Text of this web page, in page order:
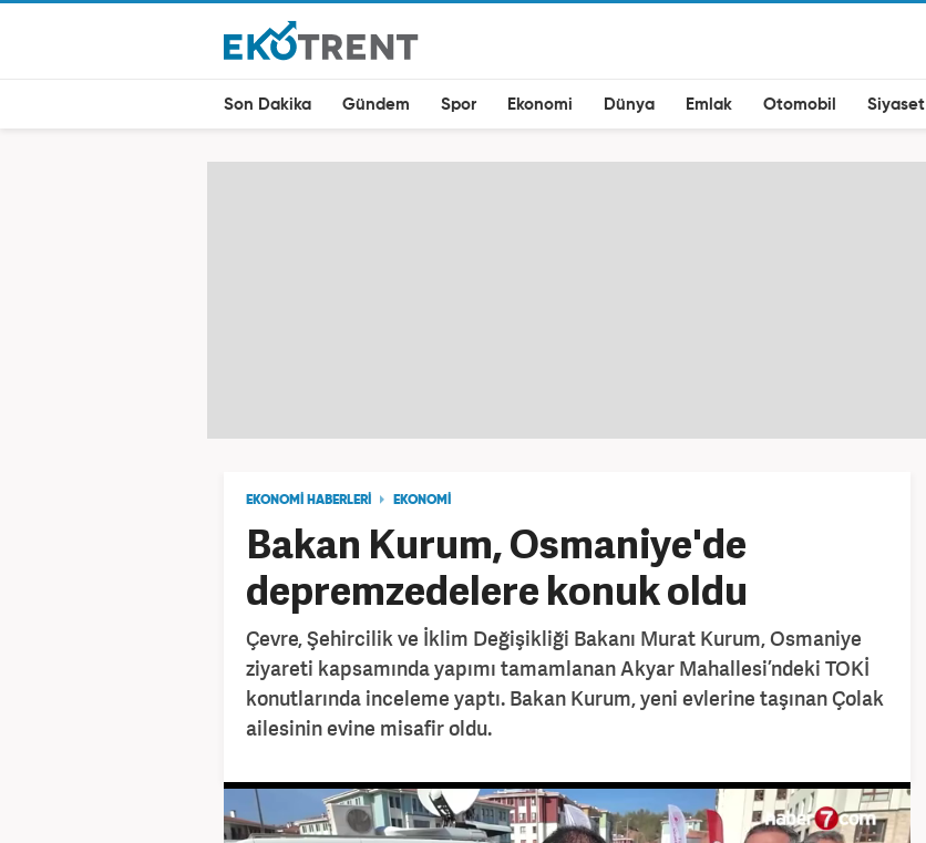
Son Dakika Gündem Spor Ekonomi Dünya Emlak Otomobil Siyaset
EKONOMİ HABERLERİ EKONOMİ
Bakan Kurum, Osmaniye'de
depremzedelere konuk oldu
Çevre, Şehircilik ve İklim Değişikliği Bakanı Murat Kurum, Osmaniye
ziyareti kapsamında yapımı tamamlanan Akyar Mahallesi’ndeki TOKİ
konutlarında inceleme yaptı. Bakan Kurum, yeni evlerine taşınan Çolak
ailesinin evine misafir oldu.